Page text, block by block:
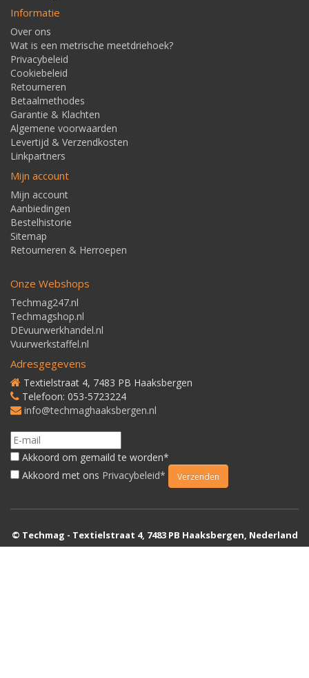
Informatie
Over ons
Wat is een metrische meetdriehoek?
Privacybeleid
Cookiebeleid
Retourneren
Betaalmethodes
Garantie & Klachten
Algemene voorwaarden
Levertijd & Verzendkosten
Linkpartners
Mijn account
Mijn account
Aanbiedingen
Bestelhistorie
Sitemap
Retourneren & Herroepen
Onze Webshops
Techmag247.nl
Techmagshop.nl
DEvuurwerkhandel.nl
Vuurwerkstaffel.nl
Adresgegevens
Textielstraat 4, 7483 PB Haaksbergen
Telefoon: 053-5723224
info@techmaghaaksbergen.nl
Akkoord om gemaild te worden*
Akkoord met ons Privacybeleid*
© Techmag - Textielstraat 4, 7483 PB Haaksbergen, Nederland